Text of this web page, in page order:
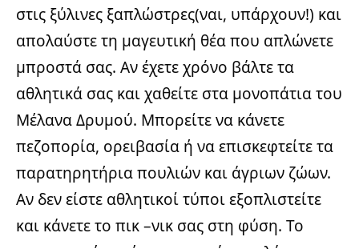
στις ξύλινες ξαπλώστρες(ναι, υπάρχουν!) και
απολαύστε τη μαγευτική θέα που απλώνετε
μπροστά σας. Αν έχετε χρόνο βάλτε τα
αθλητικά σας και χαθείτε στα μονοπάτια του
Μέλανα Δρυμού. Μπορείτε να κάνετε
πεζοπορία, ορειβασία ή να επισκεφτείτε τα
παρατηρητήρια πουλιών και άγριων ζώων.
Αν δεν είστε αθλητικοί τύποι εξοπλιστείτε
και κάνετε το πικ –νικ σας στη φύση. Το